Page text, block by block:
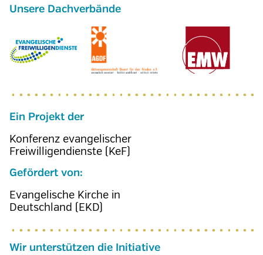
Ein Projekt der
Konferenz evangelischer
Freiwilligendienste (KeF)
Gefördert von:
Evangelische Kirche in
Deutschland (EKD)
Wir unterstützen die Initiative